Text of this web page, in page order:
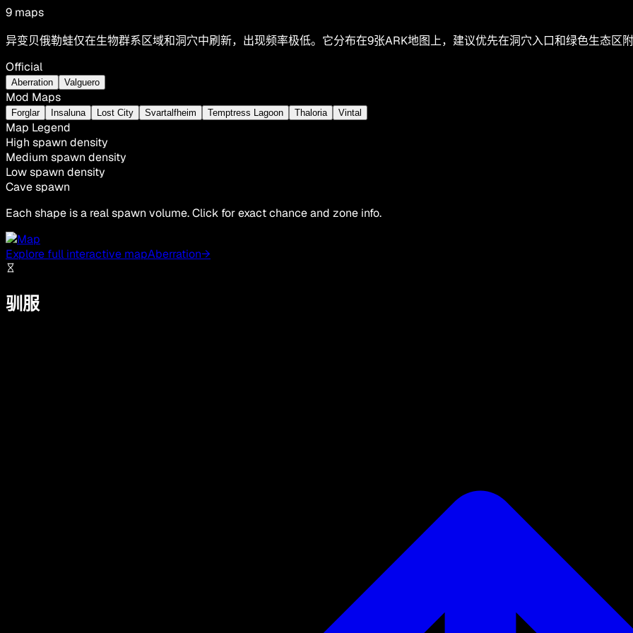
9 maps
异变贝俄勒蛙仅在生物群系区域和洞穴中刷新，出现频率极低。它分布在9张ARK地图上，建议优先在洞穴入口和绿色生态区附
Official
Aberration Valguero
Mod Maps
Forglar Insaluna Lost City Svartalfheim Temptress Lagoon Thaloria Vintal
Map Legend
High spawn density
Medium spawn density
Low spawn density
Cave spawn
Each shape is a real spawn volume. Click for exact chance and zone info.
Explore full interactive mapAberration→
驯服